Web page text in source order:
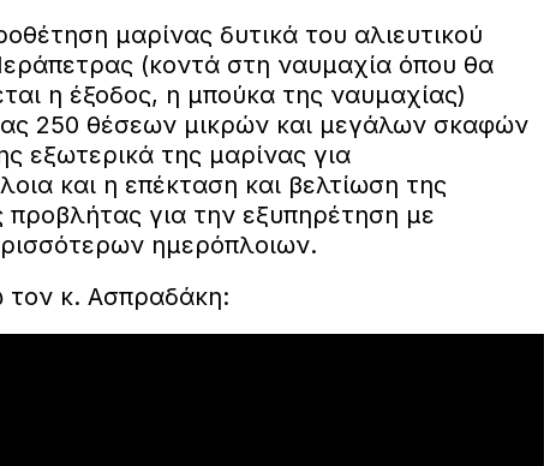
μαρίνας δυτικά του αλιευτικού
(κοντά στη ναυμαχία όπου θα
η έξοδος, η μπούκα της ναυμαχίας)
250 θέσεων μικρών και μεγάλων σκαφών
εξωτερικά της μαρίνας για
και η επέκταση και βελτίωση της
προβλήτας για την εξυπηρέτηση με
ημερόπλοιων.
τον κ. Ασπραδάκη: